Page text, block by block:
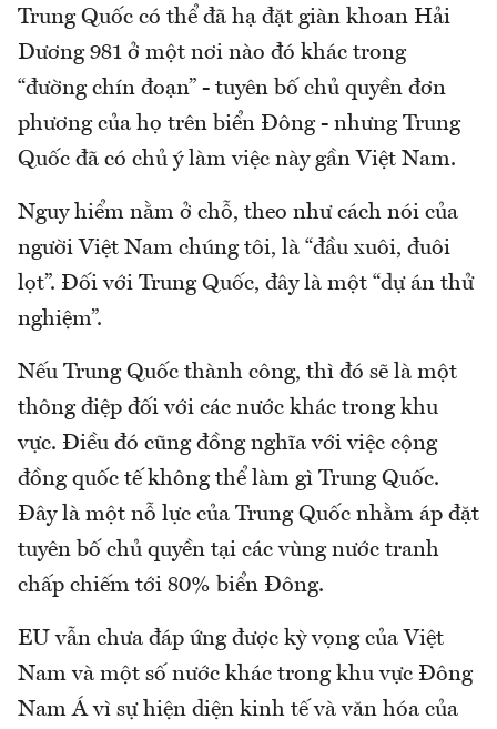
Trung Quốc có thể đã hạ đặt giàn khoan Hải
Dương 981 ở một nơi nào đó khác trong
“đường chín đoạn” - tuyên bố chủ quyền đơn
phương của họ trên biển Đông - nhưng Trung
Quốc đã có chủ ý làm việc này gần Việt Nam.
Nguy hiểm nằm ở chỗ, theo như cách nói của
người Việt Nam chúng tôi, là “đầu xuôi, đuôi
lọt”. Đối với Trung Quốc, đây là một “dự án thử
nghiệm”.
Nếu Trung Quốc thành công, thì đó sẽ là một
thông điệp đối với các nước khác trong khu
vực. Điều đó cũng đồng nghĩa với việc cộng
đồng quốc tế không thể làm gì Trung Quốc.
Đây là một nỗ lực của Trung Quốc nhằm áp đặt
tuyên bố chủ quyền tại các vùng nước tranh
chấp chiếm tới 80% biển Đông.
EU vẫn chưa đáp ứng được kỳ vọng của Việt
Nam và một số nước khác trong khu vực Đông
Nam Á vì sự hiện diện kinh tế và văn hóa của